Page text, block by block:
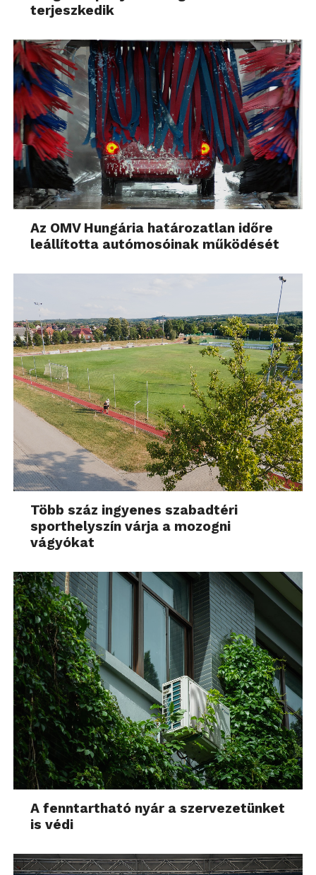
beállításaitól függhet
[xix]A Wi-Fi kapcsolat belső rögzítéskor nem
elérhető
[xx]Hangrögzítés nem elérhető. A funkció
használatához Class 10 vagy SDHC/SDXC
memóriakártya szükséges
terjeszkedik
Az OMV Hungária határozatlan időre
leállította autómosóinak működését
Több száz ingyenes szabadtéri
sporthelyszín várja a mozogni
vágyókat
A fenntartható nyár a szervezetünket
is védi